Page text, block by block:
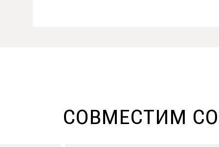
СОВМЕСТИМ